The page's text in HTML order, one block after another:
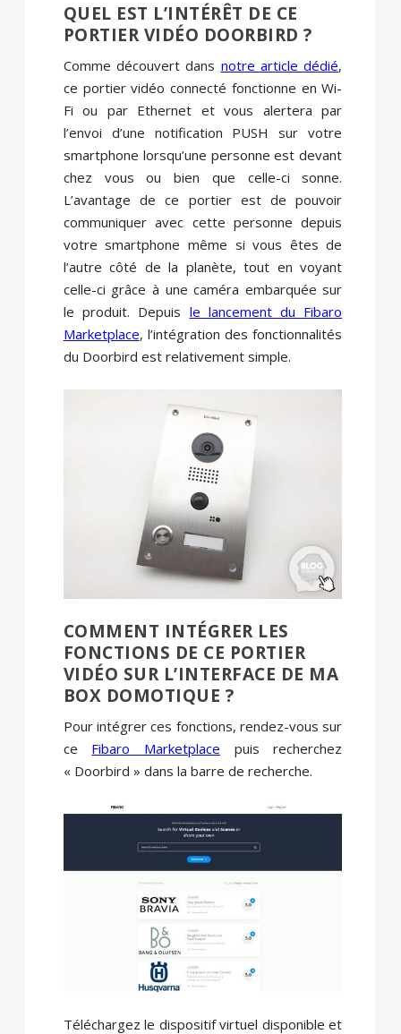
QUEL EST L’INTÉRÊT DE CE
PORTIER VIDÉO DOORBIRD ?
Comme découvert dans notre article dédié,
ce portier vidéo connecté fonctionne en Wi-
Fi ou par Ethernet et vous alertera par
l’envoi d’une notification PUSH sur votre
smartphone lorsqu’une personne est devant
chez vous ou bien que celle-ci sonne.
L’avantage de ce portier est de pouvoir
communiquer avec cette personne depuis
votre smartphone même si vous êtes de
l’autre côté de la planète, tout en voyant
celle-ci grâce à une caméra embarquée sur
le produit. Depuis le lancement du Fibaro
Marketplace, l’intégration des fonctionnalités
du Doorbird est relativement simple.
COMMENT INTÉGRER LES
FONCTIONS DE CE PORTIER
VIDÉO SUR L’INTERFACE DE MA
BOX DOMOTIQUE ?
Pour intégrer ces fonctions, rendez-vous sur
ce Fibaro Marketplace puis recherchez
« Doorbird » dans la barre de recherche.
Téléchargez le dispositif virtuel disponible et